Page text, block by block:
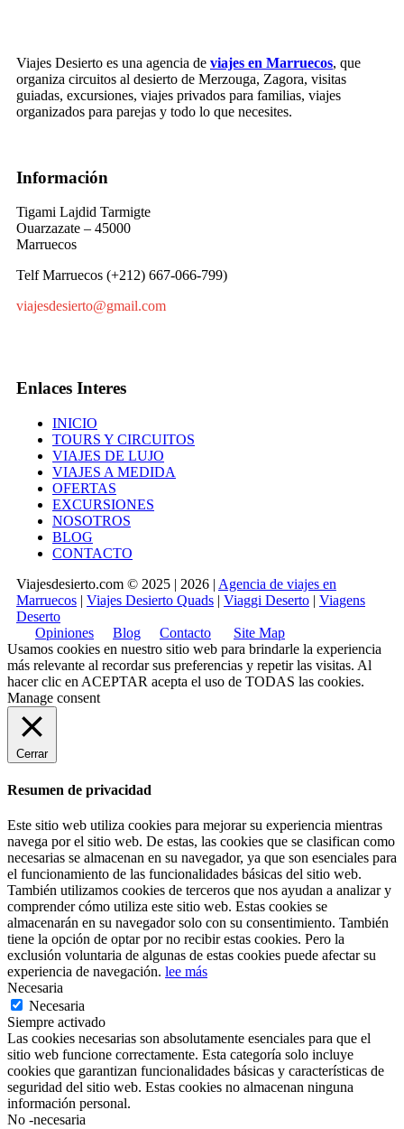
Viajes Desierto es una agencia de viajes en Marruecos, que
organiza circuitos al desierto de Merzouga, Zagora, visitas
guiadas, excursiones, viajes privados para familias, viajes
organizados para parejas y todo lo que necesites.
Información
Tigami Lajdid Tarmigte
Ouarzazate – 45000
Marruecos
Telf Marruecos (+212) 667-066-799)
viajesdesierto@gmail.com
Enlaces Interes
INICIO
TOURS Y CIRCUITOS
VIAJES DE LUJO
VIAJES A MEDIDA
OFERTAS
EXCURSIONES
NOSOTROS
BLOG
CONTACTO
Viajesdesierto.com © 2025 | 2026 | Agencia de viajes en
Marruecos | Viajes Desierto Quads | Viaggi Deserto | Viagens
Deserto
Opiniones
Blog Contacto
Site Map
Usamos cookies en nuestro sitio web para brindarle la experiencia
más relevante al recordar sus preferencias y repetir las visitas. Al
hacer clic en ACEPTAR acepta el uso de TODAS las cookies.
Manage consent
Cerrar
Resumen de privacidad
Este sitio web utiliza cookies para mejorar su experiencia mientras
navega por el sitio web. De estas, las cookies que se clasifican como
necesarias se almacenan en su navegador, ya que son esenciales para
el funcionamiento de las funcionalidades básicas del sitio web.
También utilizamos cookies de terceros que nos ayudan a analizar y
comprender cómo utiliza este sitio web. Estas cookies se
almacenarán en su navegador solo con su consentimiento. También
tiene la opción de optar por no recibir estas cookies. Pero la
exclusión voluntaria de algunas de estas cookies puede afectar su
experiencia de navegación. lee más
Necesaria
Necesaria
Siempre activado
Las cookies necesarias son absolutamente esenciales para que el
sitio web funcione correctamente. Esta categoría solo incluye
cookies que garantizan funcionalidades básicas y características de
seguridad del sitio web. Estas cookies no almacenan ninguna
información personal.
No -necesaria